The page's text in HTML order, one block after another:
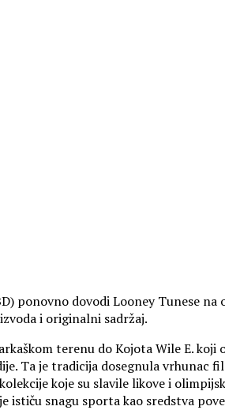
ponovno dovodi Looney Tunese
i originalni sadržaj.
terenu do Kojota Wile E. koji
Ta je tradicija dosegnula vrhunac
koje su slavile likove i
snagu sporta kao sredstva